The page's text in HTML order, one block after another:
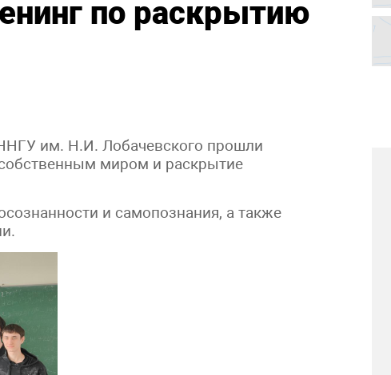
по раскрытию
им. Н.И. Лобачевского прошли
миром и раскрытие
и самопознания, а также